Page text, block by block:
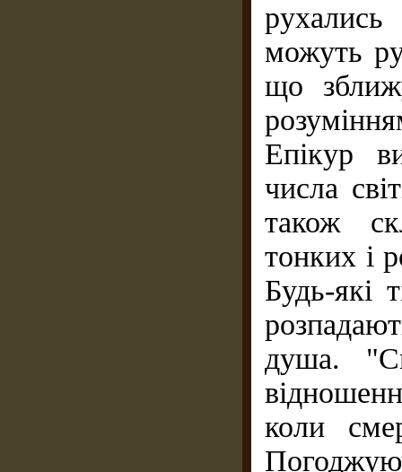
можуть
що
Епікур
числа
також
тонких і
Будь-які
душа.
коли